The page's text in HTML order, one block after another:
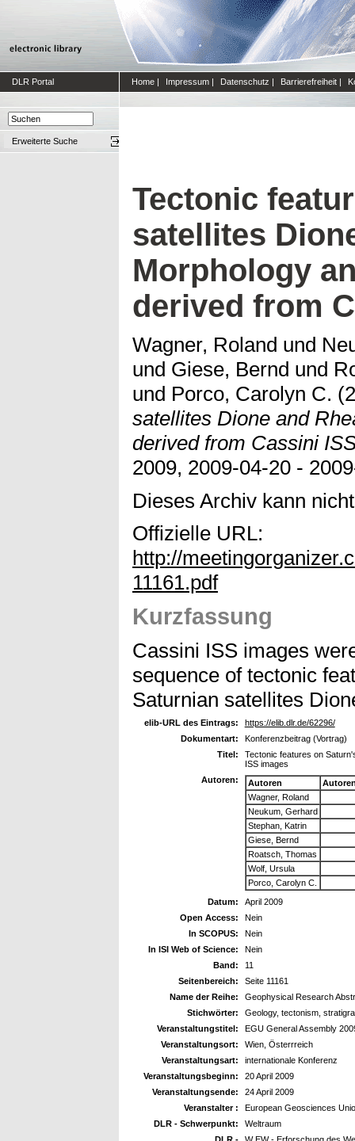
DLR Portal Home | Impressum | Datenschutz | Barrierefreiheit |
Erweiterte Suche
Tectonic
satellites
Morphology
derived from
Wagner, Roland und
und Giese, Bernd und
und Porco, Carolyn C.
satellites Dione and
derived from Cassini
2009, 2009-04-20 -
Dieses Archiv kann
Offizielle URL:
http://
11161.pdf
Kurzfassung
Cassini ISS images
sequence of tectonic
Saturnian satellites
elib-URL des Eintrags:
https://elib.dlr.de/62296/
Dokumentart:
Konferenzbeitrag (Vortrag)
Titel:
Tectonic features on
ISS images
Autoren:
Autoren
Wagner, Roland
Neukum, Gerhard
Stephan, Katrin
Giese, Bernd
Roatsch, Thomas
Wolf, Ursula
Porco, Carolyn C.
Datum:
April 2009
Open Access:
Nein
In SCOPUS:
Nein
In ISI Web of Science:
Nein
Band:
11
Seitenbereich:
Seite 11161
Name der Reihe:
Geophysical Research
Stichwörter:
Geology, tectonism,
Veranstaltungstitel:
EGU General Assembly
Veranstaltungsort:
Wien, Österrreich
Veranstaltungsart:
internationale Konferenz
Veranstaltungsbeginn:
20 April 2009
Veranstaltungsende:
24 April 2009
Veranstalter :
European Geosciences
DLR - Schwerpunkt:
Weltraum